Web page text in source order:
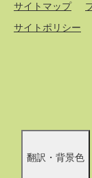
翻訳・背景色
サイトマップ
サイトポリシー